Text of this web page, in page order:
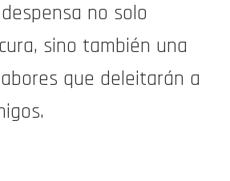
no solo
sino también una
que deleitarán a